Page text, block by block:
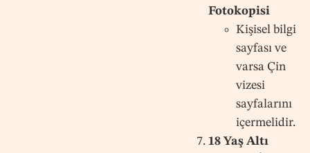
Fotokopisi
Kişisel bilgi
sayfası ve
varsa Çin
vizesi
sayfalarını
içermelidir.
18 Yaş Altı